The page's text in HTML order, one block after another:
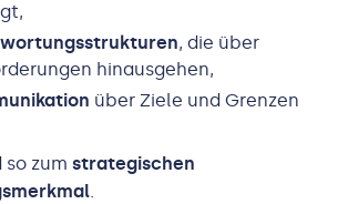
, die über
hinausgehen,
über Ziele und Grenzen
so zum strategischen
.